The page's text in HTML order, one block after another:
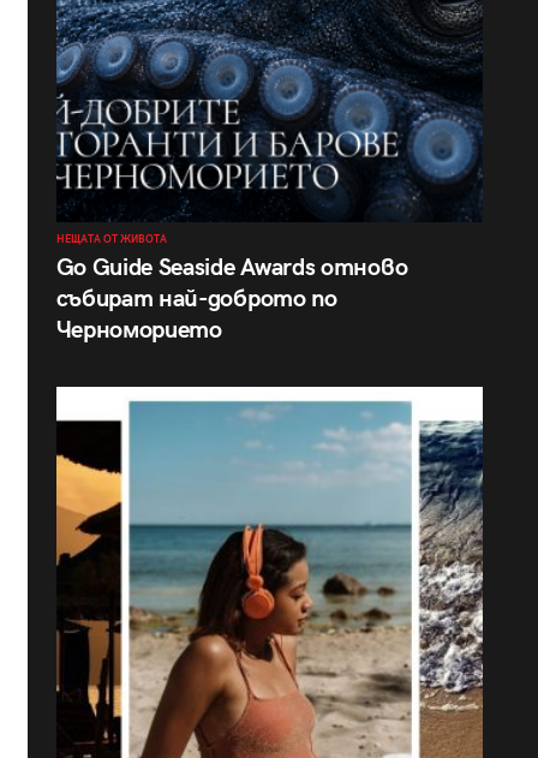
НЕЩАТА ОТ ЖИВОТА
Go Guide Seaside Awards отново
събират най-доброто по
Черноморието